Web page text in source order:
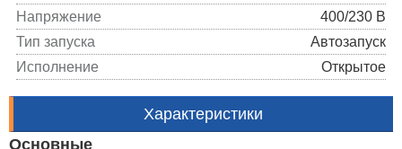
Напряжение
400/230 В
Тип запуска
Автозапуск
Исполнение
Открытое
Характеристики
Основные